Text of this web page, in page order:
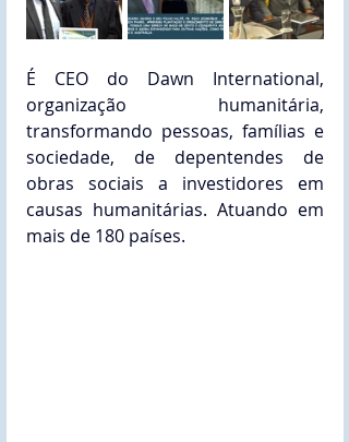
É CEO do Dawn International,
organização humanitária,
transformando pessoas, famílias e
sociedade, de depentendes de
obras sociais a investidores em
causas humanitárias. Atuando em
mais de 180 países.